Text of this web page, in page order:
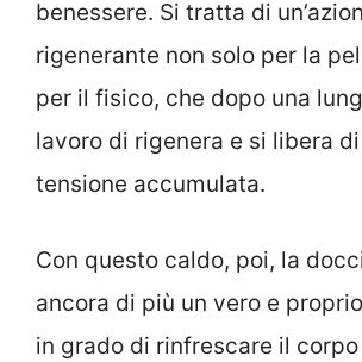
benessere. Si tratta di
rigenerante non solo per la
per il fisico, che dopo una
lavoro di rigenera e si libera
tensione accumulata.
Con questo caldo, poi, la
ancora di più un vero e
in grado di rinfrescare il